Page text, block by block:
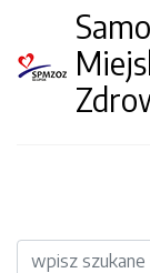
Wyszukiwarka